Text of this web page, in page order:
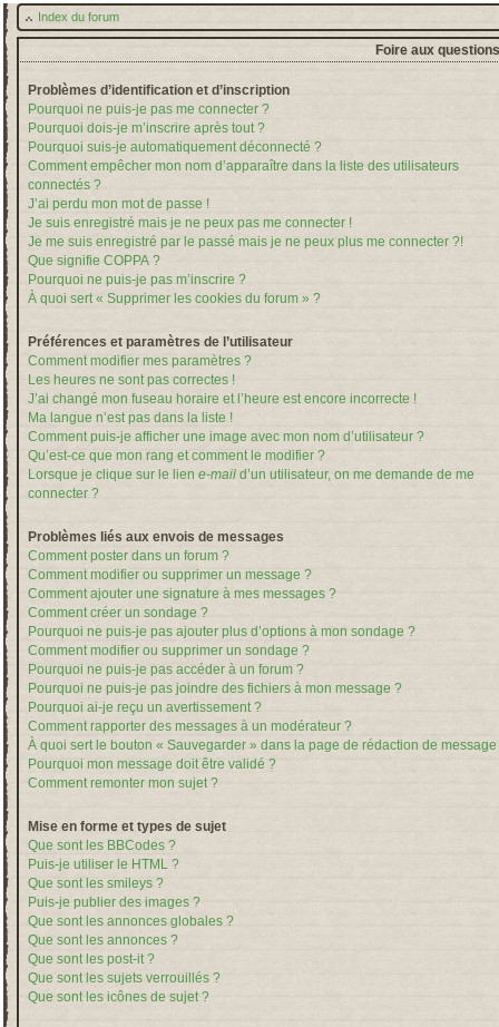
Index du forum
Foire aux
Problèmes d’identification et d’inscription
Pourquoi ne puis-je pas me connecter ?
Pourquoi dois-je m’inscrire après tout ?
Pourquoi suis-je automatiquement déconnecté ?
Comment empêcher mon nom d’apparaître dans la liste des utilisateurs
connectés ?
J’ai perdu mon mot de passe !
Je suis enregistré mais je ne peux pas me connecter !
Je me suis enregistré par le passé mais je ne peux plus me connecter ?!
Que signifie COPPA ?
Pourquoi ne puis-je pas m’inscrire ?
À quoi sert « Supprimer les cookies du forum » ?
Préférences et paramètres de l’utilisateur
Comment modifier mes paramètres ?
Les heures ne sont pas correctes !
J’ai changé mon fuseau horaire et l’heure est encore incorrecte !
Ma langue n’est pas dans la liste !
Comment puis-je afficher une image avec mon nom d’utilisateur ?
Qu’est-ce que mon rang et comment le modifier ?
Lorsque je clique sur le lien e-mail d’un utilisateur, on me demande de me
connecter ?
Problèmes liés aux envois de messages
Comment poster dans un forum ?
Comment modifier ou supprimer un message ?
Comment ajouter une signature à mes messages ?
Comment créer un sondage ?
Pourquoi ne puis-je pas ajouter plus d’options à mon sondage ?
Comment modifier ou supprimer un sondage ?
Pourquoi ne puis-je pas accéder à un forum ?
Pourquoi ne puis-je pas joindre des fichiers à mon message ?
Pourquoi ai-je reçu un avertissement ?
Comment rapporter des messages à un modérateur ?
À quoi sert le bouton « Sauvegarder » dans la page de rédaction de message
Pourquoi mon message doit être validé ?
Comment remonter mon sujet ?
Mise en forme et types de sujet
Que sont les BBCodes ?
Puis-je utiliser le HTML ?
Que sont les smileys ?
Puis-je publier des images ?
Que sont les annonces globales ?
Que sont les annonces ?
Que sont les post-it ?
Que sont les sujets verrouillés ?
Que sont les icônes de sujet ?